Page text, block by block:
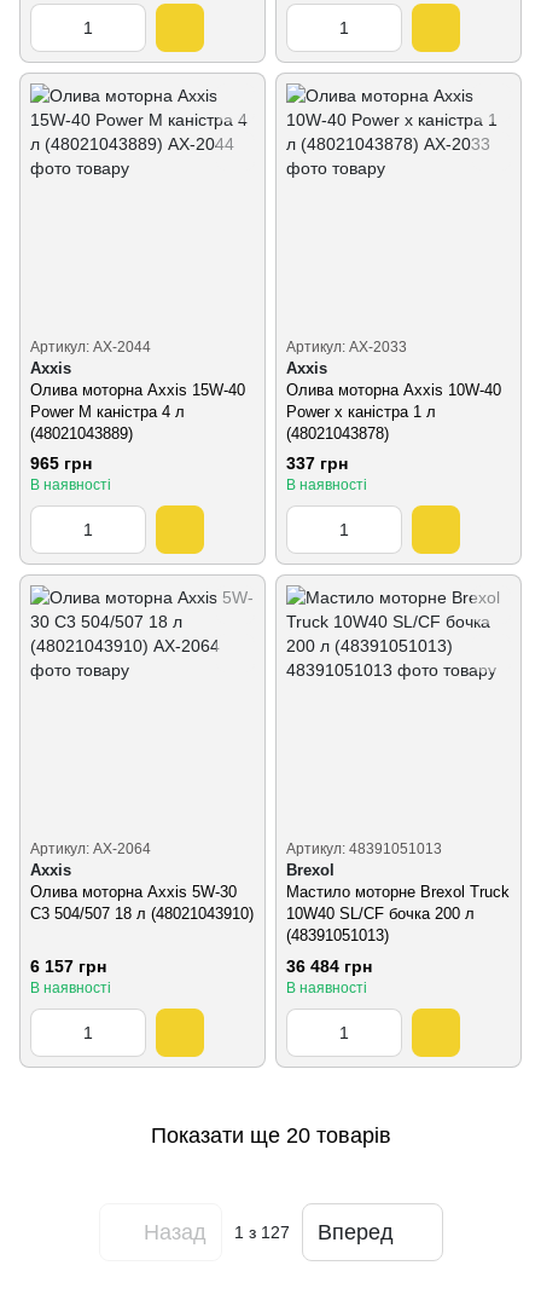
Артикул: AX-2044
Axxis
Олива моторна Axxis 15W-40
Power M каністра 4 л
(48021043889)
965 грн
В наявності
Артикул: AX-2033
Axxis
Олива моторна Axxis 10W-40
Power х каністра 1 л
(48021043878)
337 грн
В наявності
Артикул: AX-2064
Axxis
Олива моторна Axxis 5W-30
C3 504/507 18 л (48021043910)
6 157 грн
В наявності
Артикул: 48391051013
Brexol
Мастило моторне Brexol Truck
10W40 SL/CF бочка 200 л
(48391051013)
36 484 грн
В наявності
Показати ще 20 товарів
Назад 1 з 127 Вперед